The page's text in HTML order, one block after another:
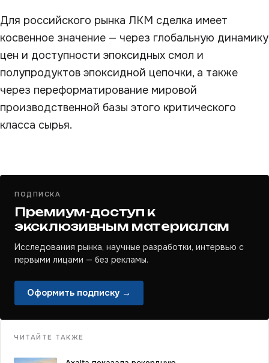
Для российского рынка ЛКМ сделка имеет
косвенное значение — через глобальную динамику
цен и доступности эпоксидных смол и
полупродуктов эпоксидной цепочки, а также
через переформатирование мировой
производственной базы этого критического
класса сырья.
ПОДПИСКА
Премиум-доступ к
эксклюзивным материалам
Исследования рынка, научные разработки, интервью с
первыми лицами — без рекламы.
Оформить подписку →
ЧИТАЙТЕ ТАКЖЕ